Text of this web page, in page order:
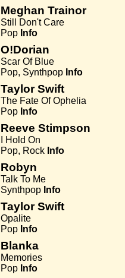
Meghan Trainor
Still Don't Care
Pop Info
O!Dorian
Scar Of Blue
Pop, Synthpop Info
Taylor Swift
The Fate Of Ophelia
Pop Info
Reeve Stimpson
I Hold On
Pop, Rock Info
Robyn
Talk To Me
Synthpop Info
Taylor Swift
Opalite
Pop Info
Blanka
Memories
Pop Info